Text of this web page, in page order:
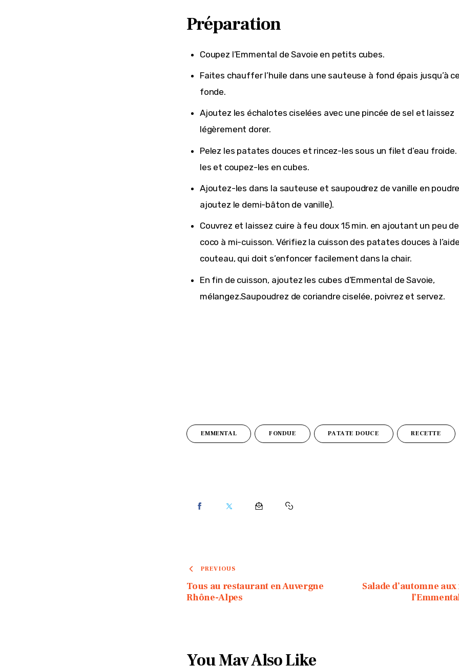
Préparation
Coupez l’Emmental de Savoie en petits cubes.
Faites chauffer l’huile dans une sauteuse à fond épais jusqu’à
fonde.
Ajoutez les échalotes ciselées avec une pincée de sel et laissez
légèrement dorer.
Pelez les patates douces et rincez-les sous un filet d’eau
les et coupez-les en cubes.
Ajoutez-les dans la sauteuse et saupoudrez de vanille en
ajoutez le demi-bâton de vanille).
Couvrez et laissez cuire à feu doux 15 min. en ajoutant un peu
coco à mi-cuisson. Vérifiez la cuisson des patates douces à
couteau, qui doit s’enfoncer facilement dans la chair.
En fin de cuisson, ajoutez les cubes d’Emmental de Savoie,
mélangez.Saupoudrez de coriandre ciselée, poivrez et servez.
EMMENTAL FONDUE PATATE DOUCE RECETTE
PREVIOUS
Tous au restaurant en Auvergne
Rhône-Alpes
Salade d’automne
You May Also Like